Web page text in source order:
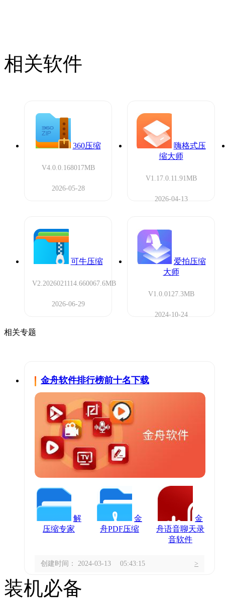
相关软件
360压缩
V4.0.0.168017MB
2026-05-28
嗨格式压
缩大师
V1.17.0.11.91MB
2026-04-13
可牛压缩
V2.2026021114.660067.6MB
2026-06-29
爱拍压缩
大师
V1.0.0127.3MB
2024-10-24
相关专题
金舟软件排行榜前十名下载
解
压缩专家
金
舟PDF压缩
金
舟语音聊天录
音软件
创建时间： 2024-03-13 05:43:15 >
装机必备